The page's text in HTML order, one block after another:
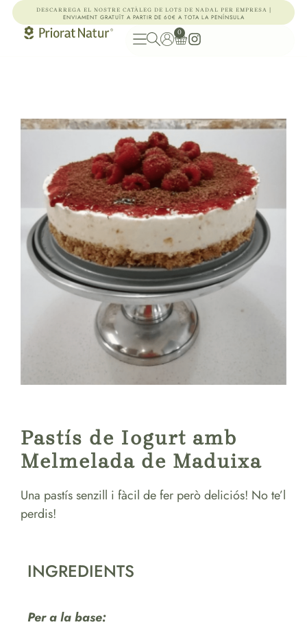
DESCARREGA EL NOSTRE CATÀLEG DE LOTS DE NADAL PER EMPRESA |
ENVIAMENT GRATUÏT A PARTIR DE 60€ A TOTA LA PENÍNSULA
0
Pastís de Iogurt amb
Melmelada de Maduixa
Una pastís senzill i fàcil de fer però deliciós! No te’l
perdis!
INGREDIENTS
Per a la base: